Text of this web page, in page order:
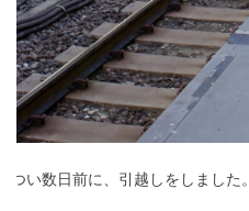
つい数日前に、引越しをしました。